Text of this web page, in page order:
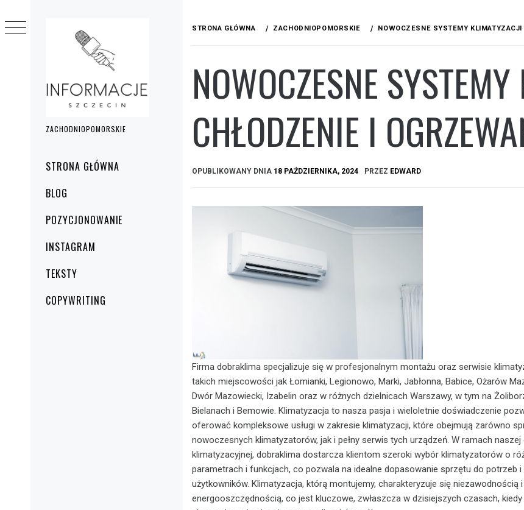
ZACHODNIOPOMORSKIE
główneSTRONA GŁÓWNA
BLOG
POZYCJONOWANIE
INSTAGRAM
TEKSTY
COPYWRITING
do
treści
STRONA GŁÓWNA ZACHODNIOPOMORSKIE NOWOCZESNE SYSTEMY
NOWOCZESNE
CHŁODZENIE I
OPUBLIKOWANY DNIA 18 PAŹDZIERNIKA, 2024 PRZEZ EDWARD
Firma dobraklima specjalizuje się w profesjonalnym montażu oraz serwisie
takich miejscowości jak Łomianki, Legionowo, Marki, Jabłonna, Babice, Ożarów
Dwór Mazowiecki, Izabelin oraz w różnych dzielnicach Warszawy, w tym na
Bielanach i Bemowie. Klimatyzacja to nasza pasja i wieloletnie doświadczenie
oferować kompleksowe usługi w zakresie klimatyzacji, które obejmują zarówno
nowoczesnych klimatyzatorów, jak i pełny serwis tych urządzeń. W ramach
klimatyzacyjnej, dobraklima dostarcza klientom szeroki wybór klimatyzatorów o
parametrach i funkcjach, co pozwala na idealne dopasowanie sprzętu do potrzeb i
użytkowników. Klimatyzacja, którą montujemy, charakteryzuje się niezawodnością i
energooszczędnością, co jest kluczowe, zwłaszcza w dzisiejszych czasach, kiedy